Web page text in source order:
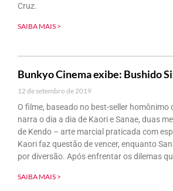
Cruz.
SAIBA MAIS >
Bunkyo Cinema exibe: Bushido
12 de setembro de 2019
O filme, baseado no best-seller homônimo
narra o dia a dia de Kaori e Sanae, duas
de Kendo – arte marcial praticada com
Kaori faz questão de vencer, enquanto
por diversão. Após enfrentar os dilemas
SAIBA MAIS >